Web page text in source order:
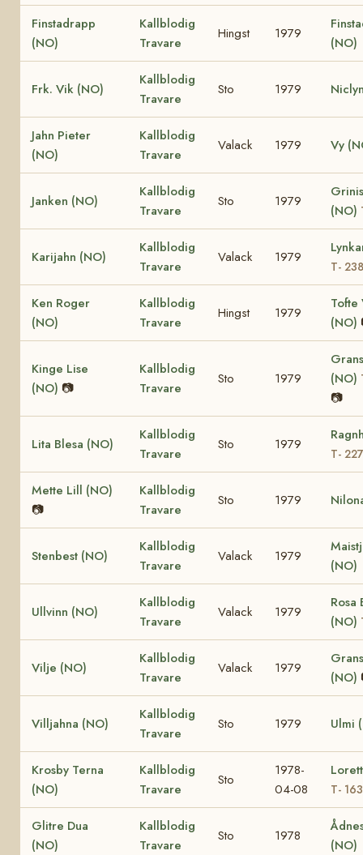
Finstadrapp
(NO)
Kallblodig
Travare
Hingst 1979
(NO)
Frk. Vik (NO)
Kallblodig
Travare
Sto 1979
Jahn Pieter
(NO)
Kallblodig
Travare
Valack 1979 Vy
Janken (NO)
Kallblodig
Travare
Sto 1979
(NO)
Karijahn (NO)
Kallblodig
Travare
Valack 1979
T-
Ken Roger
(NO)
Kallblodig
Travare
Hingst 1979
Tofte
(NO)
Kinge Lise
(NO) 📷
Kallblodig
Travare
Sto 1979
(NO)
📷
Lita Blesa (NO)
Kallblodig
Travare
Sto 1979
T-
Mette Lill (NO)
📷
Kallblodig
Travare
Sto 1979
Stenbest (NO)
Kallblodig
Travare
Valack 1979
(NO)
Ullvinn (NO)
Kallblodig
Travare
Valack 1979
Rosa
(NO)
Vilje (NO)
Kallblodig
Travare
Valack 1979
(NO)
Villjahna (NO)
Kallblodig
Travare
Sto 1979 Ulmi
Krosby Terna
(NO)
Kallblodig
Travare
Sto
1978-
04-08
T-
Glitre Dua
(NO)
Kallblodig
Travare
Sto 1978
(NO)